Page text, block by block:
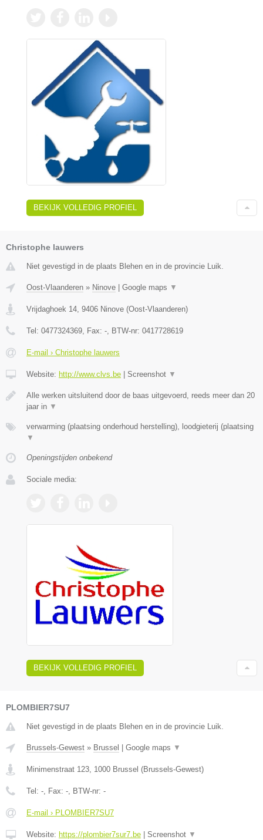
BEKIJK VOLLEDIG PROFIEL
Christophe lauwers
Niet gevestigd in de plaats Blehen en in de provincie Luik.
Oost-Vlaanderen » Ninove | Google maps ▼
Vrijdaghoek 14 9406 Ninove (Oost-Vlaanderen)
Tel: 0477324369 , Fax: - , BTW-nr: 0417728619
E-mail › Christophe lauwers
Website: http://www.clvs.be | Screenshot ▼
Alle werken uitsluitend door de baas uitgevoerd, reeds meer dan 20
jaar in ▼
verwarming (plaatsing onderhoud herstelling), loodgieterij (plaatsing
▼
Openingstijden onbekend
Sociale media:
BEKIJK VOLLEDIG PROFIEL
PLOMBIER7SU7
Niet gevestigd in de plaats Blehen en in de provincie Luik.
Brussels-Gewest » Brussel Google maps ▼
Minimenstraat 123, 1000 Brussel (Brussels-Gewest)
Tel: -, Fax: -, BTW-nr: -
E-mail › PLOMBIER7SU7
Website: https://plombier7sur7.be Screenshot ▼